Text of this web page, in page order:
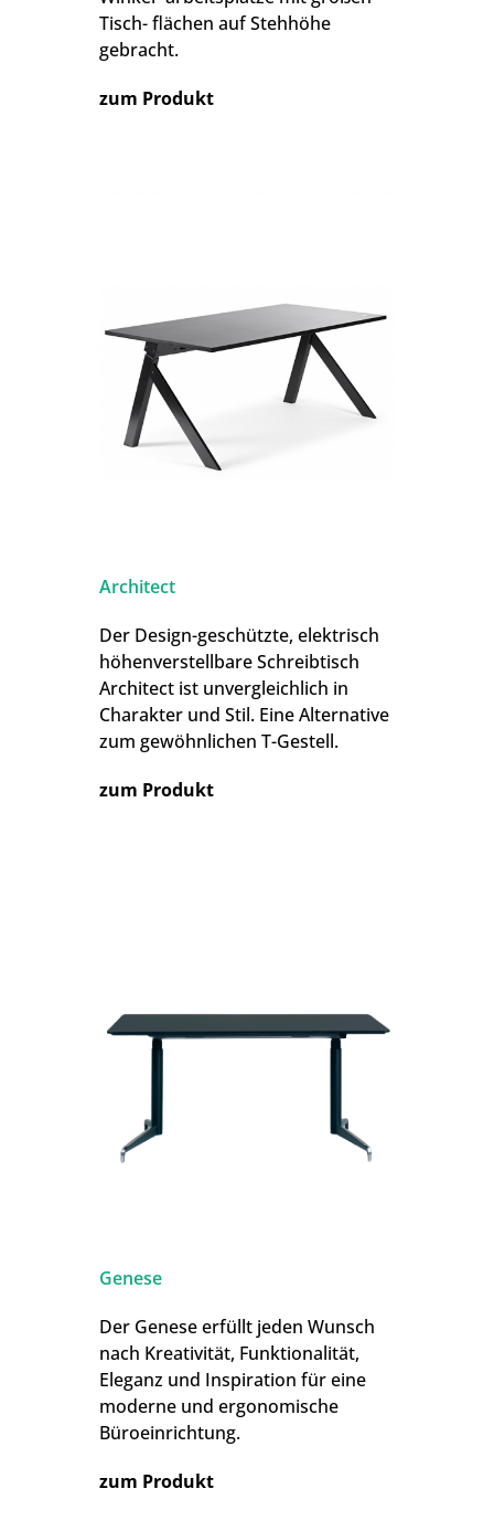
Tisch- flächen auf Stehhöhe
gebracht.
zum Produkt
Architect
Der Design-geschützte, elektrisch
höhenverstellbare Schreibtisch
Architect ist unvergleichlich in
Charakter und Stil. Eine Alternative
zum gewöhnlichen T-Gestell.
zum Produkt
Genese
Der Genese erfüllt jeden Wunsch
nach Kreativität, Funktionalität,
Eleganz und Inspiration für eine
moderne und ergonomische
Büroeinrichtung.
zum Produkt